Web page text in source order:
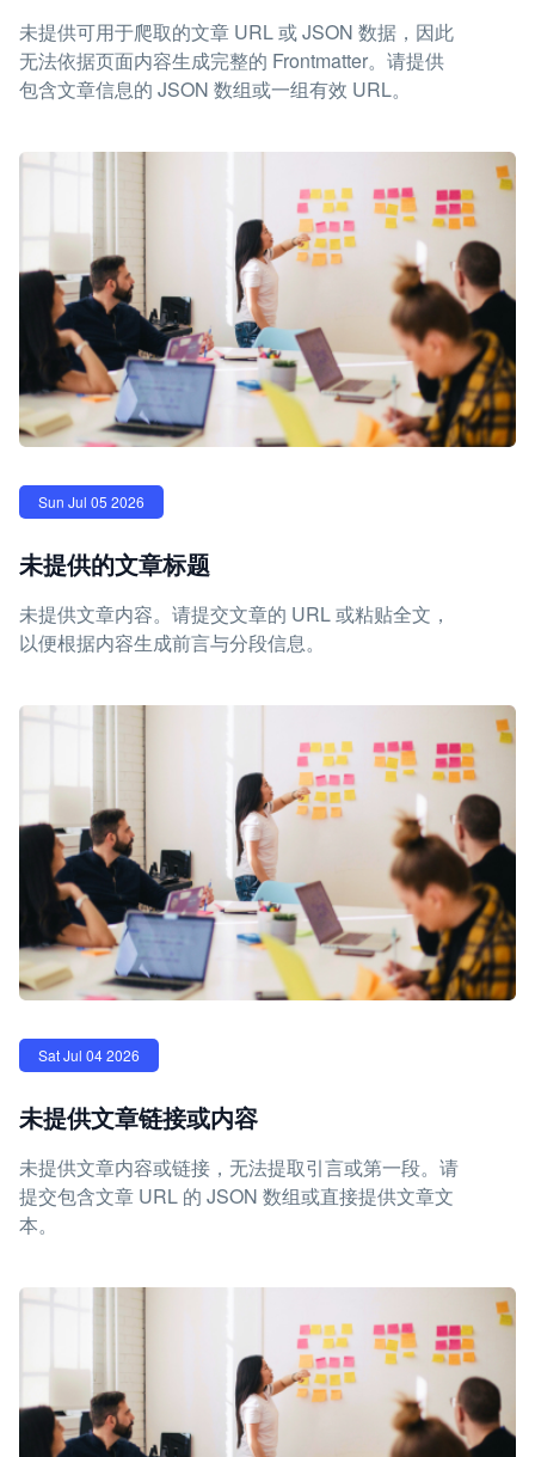
未提供可用于爬取的文章 URL 或 JSON 数据，因此
无法依据页面内容生成完整的 Frontmatter。请提供
包含文章信息的 JSON 数组或一组有效 URL。
Sun Jul 05 2026
未提供的文章标题
未提供文章内容。请提交文章的 URL 或粘贴全文，
以便根据内容生成前言与分段信息。
Sat Jul 04 2026
未提供文章链接或内容
未提供文章内容或链接，无法提取引言或第一段。请
提交包含文章 URL 的 JSON 数组或直接提供文章文
本。